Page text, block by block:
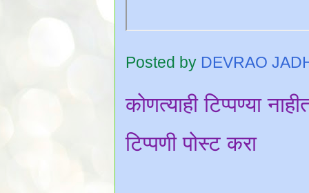
Posted by DEVRAO
कोणत्याही टिप्पण्‍या
टिप्पणी पोस्ट करा